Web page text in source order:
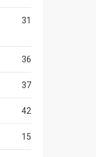
31
36
37
42
15